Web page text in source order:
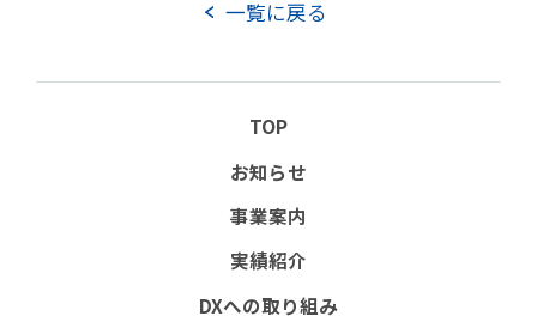
実績紹介
その他の取り組み
会社概要
事業所所在地
一覧に戻る
TOP
お知らせ
事業案内
実績紹介
DXへの取り組み